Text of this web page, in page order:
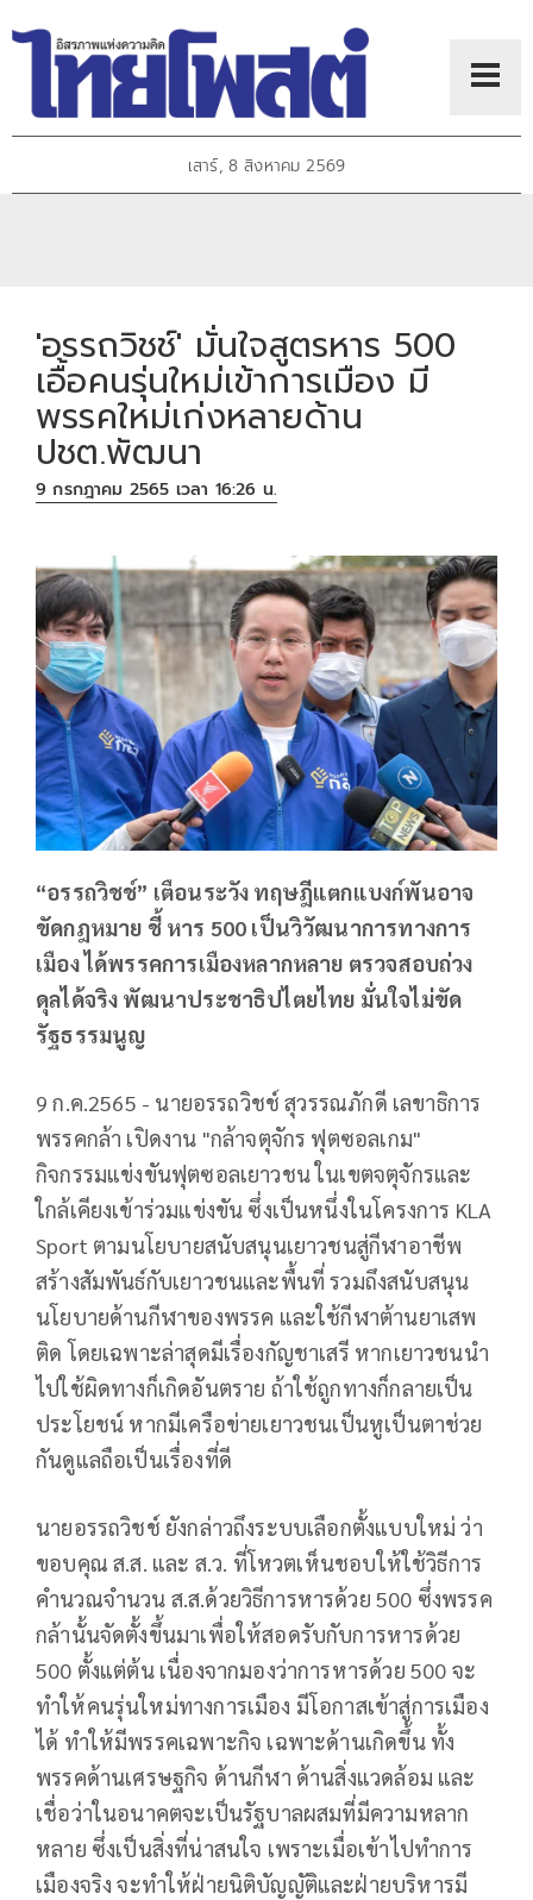
เสาร์, 8 สิงหาคม 2569
'อรรถวิชช์' มั่นใจสูตรหาร 500
เอื้อคนรุ่นใหม่เข้าการเมือง มี
พรรคใหม่เก่งหลายด้าน
ปชต.พัฒนา
9 กรกฎาคม 2565 เวลา 16:26 น.
“อรรถวิชช์” เตือนระวัง ทฤษฎีแตกแบงก์พันอาจ
ขัดกฎหมาย ชี้ หาร 500 เป็นวิวัฒนาการทางการ
เมือง ได้พรรคการเมืองหลากหลาย ตรวจสอบถ่วง
ดุลได้จริง พัฒนาประชาธิปไตยไทย มั่นใจไม่ขัด
รัฐธรรมนูญ
9 ก.ค.2565 - นายอรรถวิชช์ สุวรรณภักดี เลขาธิการ
พรรคกล้า เปิดงาน "กล้าจตุจักร ฟุตซอลเกม"
กิจกรรมแข่งขันฟุตซอลเยาวชน ในเขตจตุจักรและ
ใกล้เคียงเข้าร่วมแข่งขัน ซึ่งเป็นหนึ่งในโครงการ KLA
Sport ตามนโยบายสนับสนุนเยาวชนสู่กีฬาอาชีพ
สร้างสัมพันธ์กับเยาวชนและพื้นที่ รวมถึงสนับสนุน
นโยบายด้านกีฬาของพรรค และใช้กีฬาต้านยาเสพ
ติด โดยเฉพาะล่าสุดมีเรื่องกัญชาเสรี หากเยาวชนนำ
ไปใช้ผิดทางก็เกิดอันตราย ถ้าใช้ถูกทางก็กลายเป็น
ประโยชน์ หากมีเครือข่ายเยาวชนเป็นหูเป็นตาช่วย
กันดูแลถือเป็นเรื่องที่ดี
นายอรรถวิชช์ ยังกล่าวถึงระบบเลือกตั้งแบบใหม่ ว่า
ขอบคุณ ส.ส. และ ส.ว. ที่โหวตเห็นชอบให้ใช้วิธีการ
คำนวณจำนวน ส.ส.ด้วยวิธีการหารด้วย 500 ซึ่งพรรค
กล้านั้นจัดตั้งขึ้นมาเพื่อให้สอดรับกับการหารด้วย
500 ตั้งแต่ต้น เนื่องจากมองว่าการหารด้วย 500 จะ
ทำให้คนรุ่นใหม่ทางการเมือง มีโอกาสเข้าสู่การเมือง
ได้ ทำให้มีพรรคเฉพาะกิจ เฉพาะด้านเกิดขึ้น ทั้ง
พรรคด้านเศรษฐกิจ ด้านกีฬา ด้านสิ่งแวดล้อม และ
เชื่อว่าในอนาคตจะเป็นรัฐบาลผสมที่มีความหลาก
หลาย ซึ่งเป็นสิ่งที่น่าสนใจ เพราะเมื่อเข้าไปทำการ
เมืองจริง จะทำให้ฝ่ายนิติบัญญัติและฝ่ายบริหารมี